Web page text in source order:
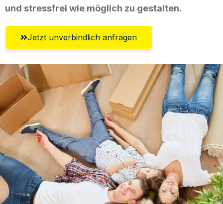
und stressfrei wie möglich zu gestalten.
Jetzt unverbindlich anfragen